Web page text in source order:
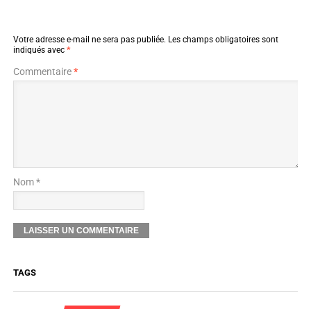
Votre adresse e-mail ne sera pas publiée. Les champs obligatoires sont
indiqués avec *
Commentaire*
Nom *
TAGS